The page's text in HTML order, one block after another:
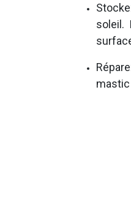
soleil.
mastic